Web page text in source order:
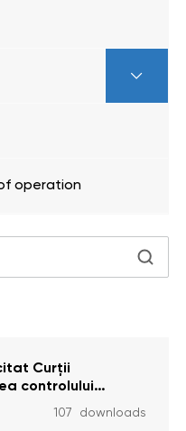
operation
Curţii
controlului
cu privire la
persoanelor
107 downloads